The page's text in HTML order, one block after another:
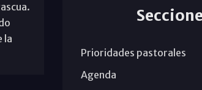
la
Prioridades pastorales
Agenda